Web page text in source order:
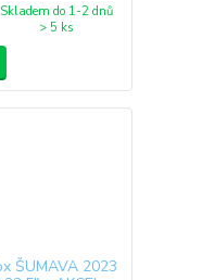
Skladem do 1-2 dnů
> 5 ks